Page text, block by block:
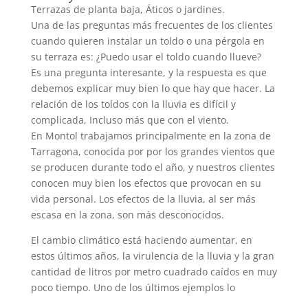
Terrazas de planta baja, Áticos o jardines.
Una de las preguntas más frecuentes de los clientes
cuando quieren instalar un toldo o una pérgola en
su terraza es: ¿Puedo usar el toldo cuando llueve?
Es una pregunta interesante, y la respuesta es que
debemos explicar muy bien lo que hay que hacer. La
relación de los toldos con la lluvia es difícil y
complicada, Incluso más que con el viento.
En Montol trabajamos principalmente en la zona de
Tarragona, conocida por por los grandes vientos que
se producen durante todo el año, y nuestros clientes
conocen muy bien los efectos que provocan en su
vida personal. Los efectos de la lluvia, al ser más
escasa en la zona, son más desconocidos.
El cambio climático está haciendo aumentar, en
estos últimos años, la virulencia de la lluvia y la gran
cantidad de litros por metro cuadrado caídos en muy
poco tiempo. Uno de los últimos ejemplos lo